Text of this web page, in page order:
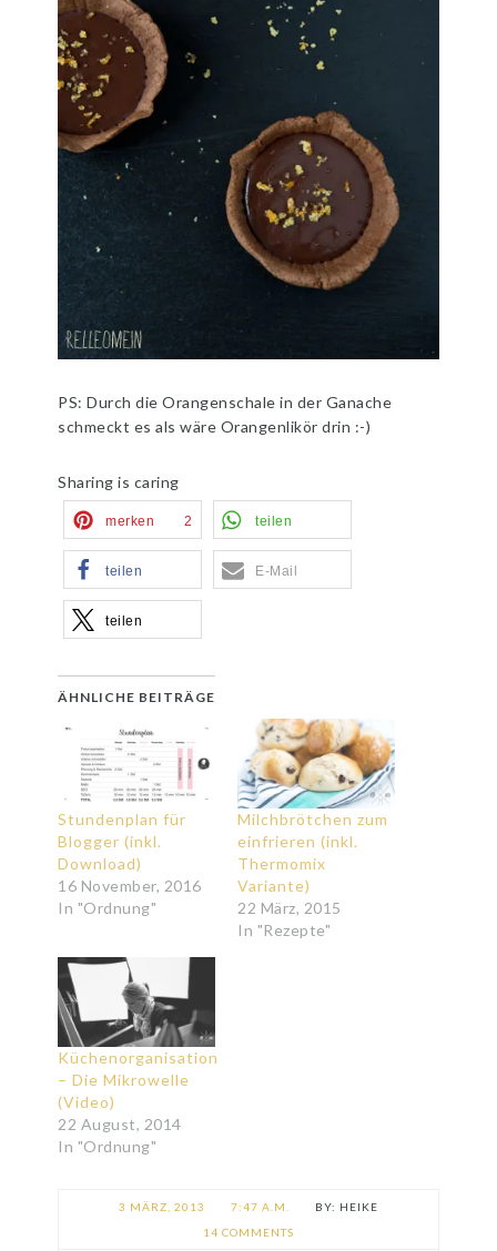
PS: Durch die Orangenschale in der Ganache
schmeckt es als wäre Orangenlikör drin :-)
Sharing is caring
merken 2 teilen
teilen E-Mail
teilen
ÄHNLICHE BEITRÄGE
Stundenplan für
Blogger (inkl.
Download)
16 November, 2016
In "Ordnung"
Milchbrötchen zum
einfrieren (inkl.
Thermomix
Variante)
22 März, 2015
In "Rezepte"
Küchenorganisation
– Die Mikrowelle
(Video)
22 August, 2014
In "Ordnung"
3 MÄRZ, 2013 7:47 A.M.
HEIKE
14 COMMENTS